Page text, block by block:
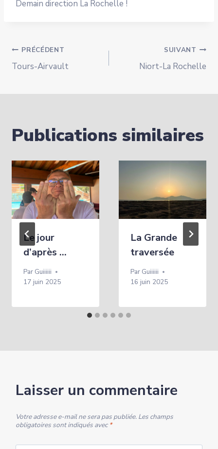
Demain direction La Rochelle !
Navigation
PRÉCÉDENT
Tours-Airvault
SUIVANT
Niort-La Rochelle
Publications similaires
Le jour
d’après …
Par Guiiiiii
17 juin 2025
La Grande
traversée
Par Guiiiiii
16 juin 2025
Laisser un commentaire
Votre adresse e-mail ne sera pas publiée. Les champs
obligatoires sont indiqués avec*